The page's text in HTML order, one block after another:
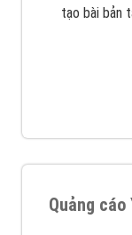
tạo bài bản
Quảng cáo